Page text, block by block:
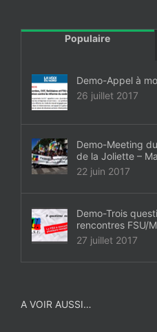
Populaire
Demo-Appel à
26 juillet 2017
Demo-Meeting
de la Joliette –
22 juin 2017
Demo-Trois
rencontres FSU/
27 juillet 2017
A VOIR AUSSI…